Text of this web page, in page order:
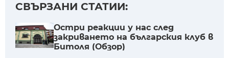
СВЪРЗАНИ СТАТИИ:
Остри реакции у нас след
закриването на българския клуб в
Битоля (Обзор)